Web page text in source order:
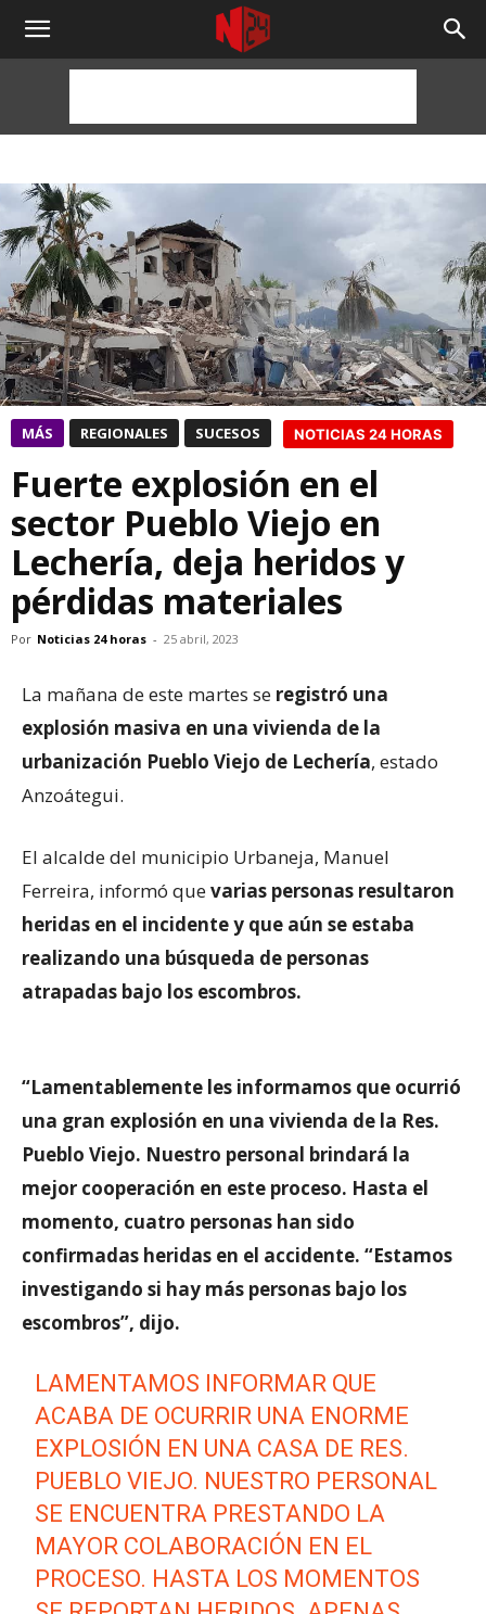
NOTICIAS
HORAS
MÁS REGIONALES SUCESOS NOTICIAS 24 HORAS
Fuerte explosión en el
sector Pueblo Viejo en
Lechería, deja heridos y
pérdidas materiales
Por Noticias 24 horas - 25 abril, 2023
La mañana de este martes se registró una
explosión masiva en una vivienda de la
urbanización Pueblo Viejo de Lechería, estado
Anzoátegui.
El alcalde del municipio Urbaneja, Manuel
Ferreira, informó quevarias personas resultaron
heridas en el incidente y que aún se estaba
realizando una búsqueda de personas
atrapadas bajo los escombros.
“Lamentablemente les informamos que ocurrió
una gran explosión en una vivienda de la Res.
Pueblo Viejo. Nuestro personal brindará la
mejor cooperación en este proceso. Hasta el
momento, cuatro personas han sido
confirmadas heridas en el accidente. “Estamos
investigando si hay más personas bajo los
escombros”, dijo.
LAMENTAMOS INFORMAR QUE
ACABA DE OCURRIR UNA ENORME
EXPLOSIÓN EN UNA CASA DE RES.
PUEBLO VIEJO. NUESTRO PERSONAL
SE ENCUENTRA PRESTANDO LA
MAYOR COLABORACIÓN EN EL
PROCESO. HASTA LOS MOMENTOS